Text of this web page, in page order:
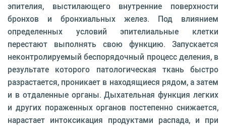
эпителия, выстилающего внутренние поверхности
бронхов и бронхиальных желез. Под влиянием
определенных условий эпителиальные клетки
перестают выполнять свою функцию. Запускается
неконтролируемый беспорядочный процесс деления, в
результате которого патологическая ткань быстро
разрастается, проникает в находящиеся рядом, а затем
и в отдаленные органы. Дыхательная функция легких
и других пораженных органов постепенно снижается,
нарастает интоксикация продуктами распада, и при